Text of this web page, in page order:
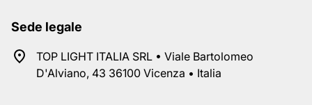
Sede legale
TOP LIGHT ITALIA SRL • Viale Bartolomeo
D'Alviano, 43 36100 Vicenza • Italia